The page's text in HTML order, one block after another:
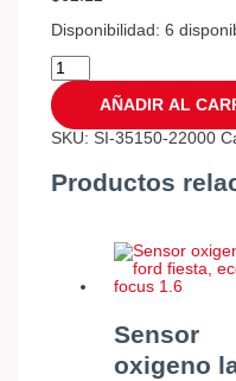
Disponibilidad: 6
AÑADIR AL
SKU: SI-35150-22000
Productos
Sensor
oxigeno